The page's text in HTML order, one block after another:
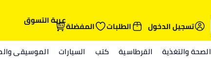
تسجيل الدخول
الطلبات المفضلةعربة التسوق
الصحة والتغذية القرطاسية كتب السيارات الموسيقى